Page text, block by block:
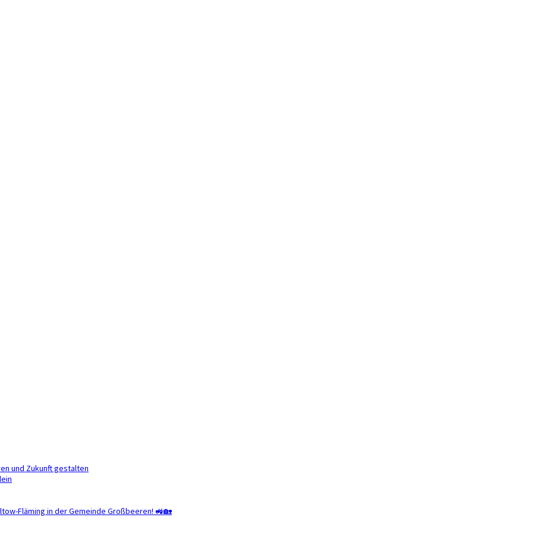
und Zukunft gestalten
Fläming in der Gemeinde Großbeeren! 🚜🏡